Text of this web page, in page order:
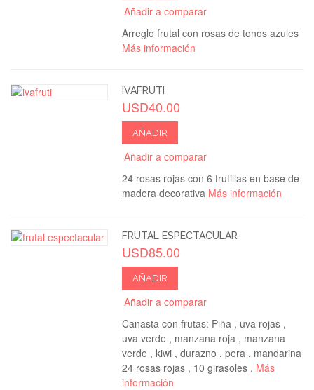
Añadir a comparar
Arreglo frutal con rosas de tonos azules
Más información
IVAFRUTI
USD40.00
AÑADIR
Añadir a comparar
24 rosas rojas con 6 frutillas en base de
madera decorativa Más información
FRUTAL ESPECTACULAR
USD85.00
AÑADIR
Añadir a comparar
Canasta con frutas: Piña , uva rojas ,
uva verde , manzana roja , manzana
verde , kiwi , durazno , pera , mandarina
24 rosas rojas , 10 girasoles . Más
información